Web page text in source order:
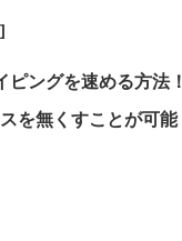
ングを速める方法！
を無くすことが可能